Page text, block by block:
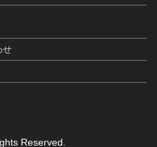
せ
Reserved.